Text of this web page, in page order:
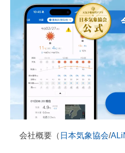
会社概要（ 日本気象協会/